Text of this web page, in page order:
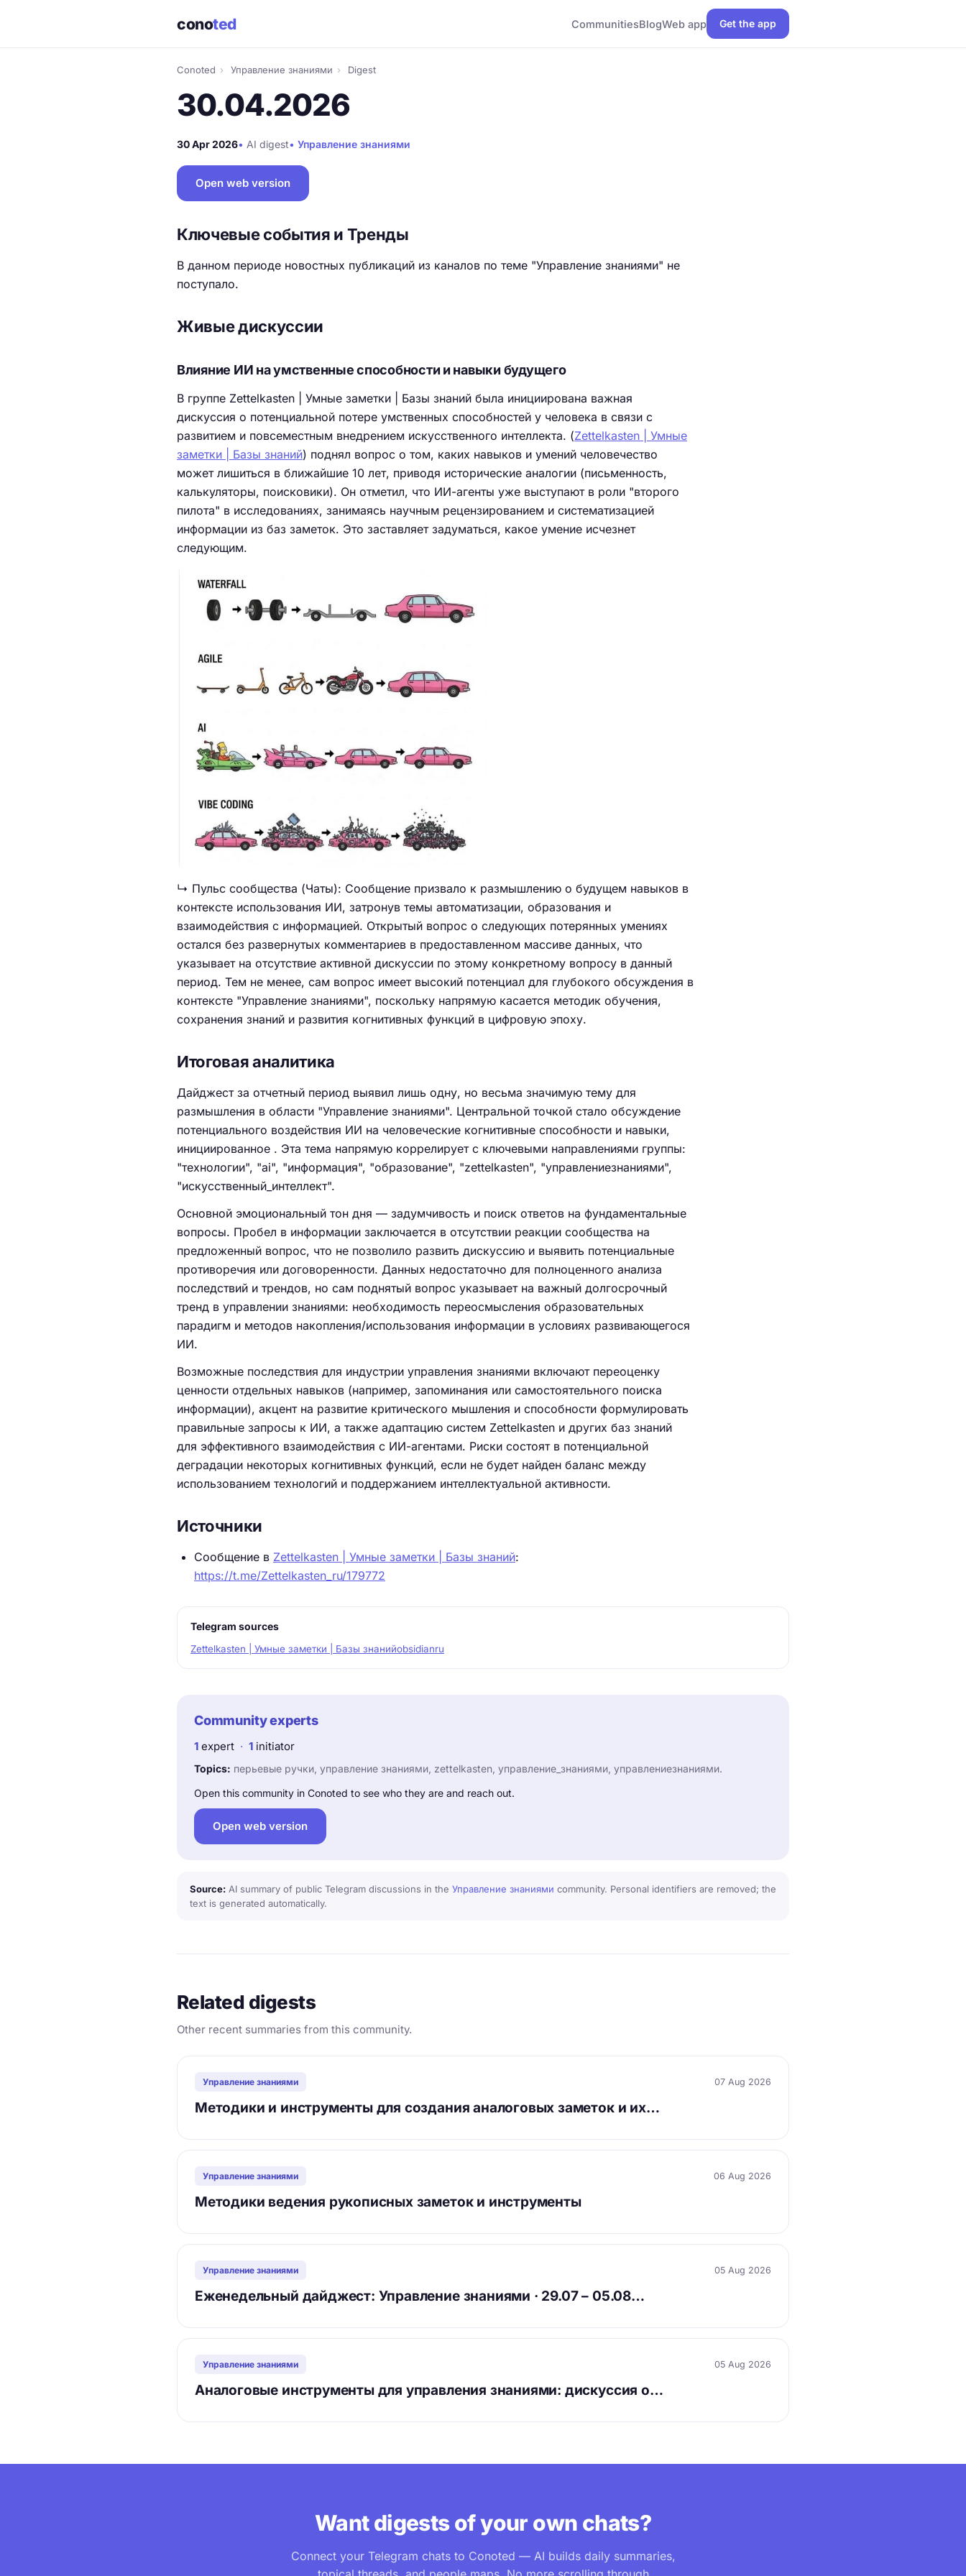
conoted CommunitiesBlogWeb app Get the app
Conoted › Управление знаниями › Digest
30.04.2026
30 Apr 2026• AI digest• Управление знаниями
Open web version
Ключевые события и Тренды
В данном периоде новостных публикаций из каналов по теме "Управление знаниями" не
поступало.
Живые дискуссии
Влияние ИИ на умственные способности и навыки будущего
В группе Zettelkasten | Умные заметки | Базы знаний была инициирована важная
дискуссия о потенциальной потере умственных способностей у человека в связи с
развитием и повсеместным внедрением искусственного интеллекта. (Zettelkasten | Умные
заметки | Базы знаний) поднял вопрос о том, каких навыков и умений человечество
может лишиться в ближайшие 10 лет, приводя исторические аналогии (письменность,
калькуляторы, поисковики). Он отметил, что ИИ-агенты уже выступают в роли "второго
пилота" в исследованиях, занимаясь научным рецензированием и систематизацией
информации из баз заметок. Это заставляет задуматься, какое умение исчезнет
следующим.
↳ Пульс сообщества (Чаты): Сообщение призвало к размышлению о будущем навыков в
контексте использования ИИ, затронув темы автоматизации, образования и
взаимодействия с информацией. Открытый вопрос о следующих потерянных умениях
остался без развернутых комментариев в предоставленном массиве данных, что
указывает на отсутствие активной дискуссии по этому конкретному вопросу в данный
период. Тем не менее, сам вопрос имеет высокий потенциал для глубокого обсуждения в
контексте "Управление знаниями", поскольку напрямую касается методик обучения,
сохранения знаний и развития когнитивных функций в цифровую эпоху.
Итоговая аналитика
Дайджест за отчетный период выявил лишь одну, но весьма значимую тему для
размышления в области "Управление знаниями". Центральной точкой стало обсуждение
потенциального воздействия ИИ на человеческие когнитивные способности и навыки,
инициированное . Эта тема напрямую коррелирует с ключевыми направлениями группы:
"технологии", "ai", "информация", "образование", "zettelkasten", "управлениезнаниями",
"искусственный_интеллект".
Основной эмоциональный тон дня — задумчивость и поиск ответов на фундаментальные
вопросы. Пробел в информации заключается в отсутствии реакции сообщества на
предложенный вопрос, что не позволило развить дискуссию и выявить потенциальные
противоречия или договоренности. Данных недостаточно для полноценного анализа
последствий и трендов, но сам поднятый вопрос указывает на важный долгосрочный
тренд в управлении знаниями: необходимость переосмысления образовательных
парадигм и методов накопления/использования информации в условиях развивающегося
ИИ.
Возможные последствия для индустрии управления знаниями включают переоценку
ценности отдельных навыков (например, запоминания или самостоятельного поиска
информации), акцент на развитие критического мышления и способности формулировать
правильные запросы к ИИ, а также адаптацию систем Zettelkasten и других баз знаний
для эффективного взаимодействия с ИИ-агентами. Риски состоят в потенциальной
деградации некоторых когнитивных функций, если не будет найден баланс между
использованием технологий и поддержанием интеллектуальной активности.
Источники
Сообщение в Zettelkasten | Умные заметки | Базы знаний:
https://t.me/Zettelkasten_ru/179772
Telegram sources
Zettelkasten | Умные заметки | Базы знанийobsidianru
Community experts
1 expert · 1 initiator
Topics: перьевые ручки, управление знаниями, zettelkasten, управление_знаниями, управлениезнаниями.
Open this community in Conoted to see who they are and reach out.
Open web version
Source: AI summary of public Telegram discussions in the Управление знаниями community. Personal identifiers are removed; the
text is generated automatically.
Related digests
Other recent summaries from this community.
Управление знаниями 07 Aug 2026
Методики и инструменты для создания аналоговых заметок и их…
Управление знаниями 06 Aug 2026
Методики ведения рукописных заметок и инструменты
Управление знаниями 05 Aug 2026
Еженедельный дайджест: Управление знаниями · 29.07 – 05.08…
Управление знаниями 05 Aug 2026
Аналоговые инструменты для управления знаниями: дискуссия о…
Want digests of your own chats?
Connect your Telegram chats to Conoted — AI builds daily summaries,